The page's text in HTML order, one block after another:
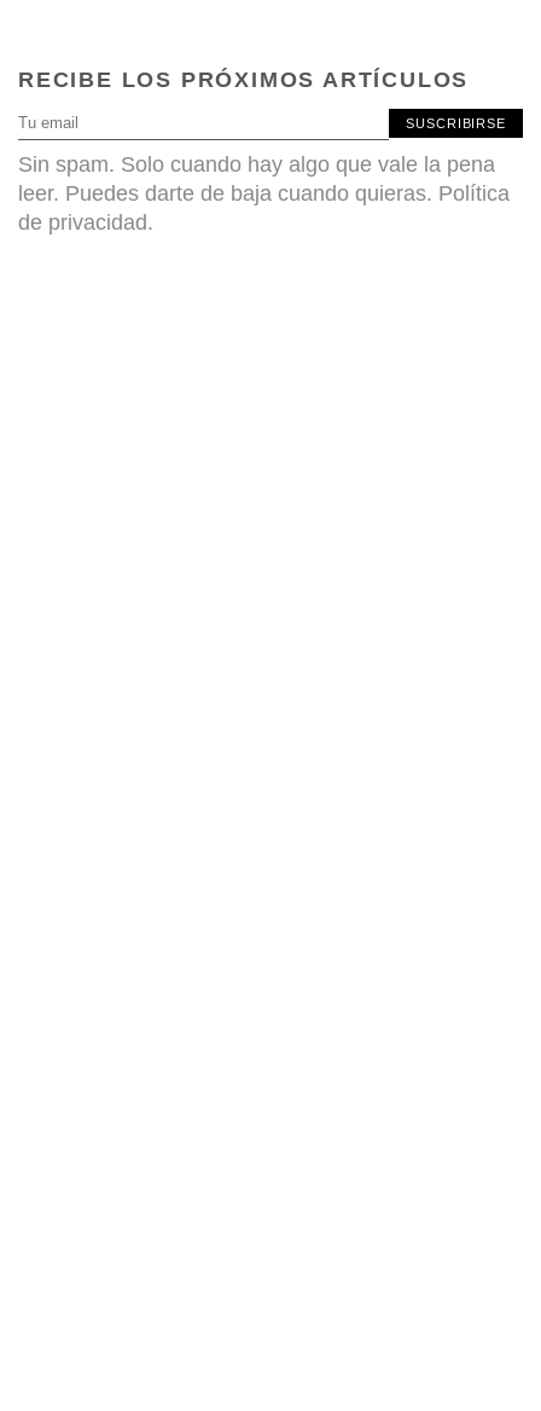
RECIBE LOS PRÓXIMOS ARTÍCULOS
SUSCRIBIRSE
Sin spam. Solo cuando hay algo que vale la pena
leer. Puedes darte de baja cuando quieras. Política
de privacidad.